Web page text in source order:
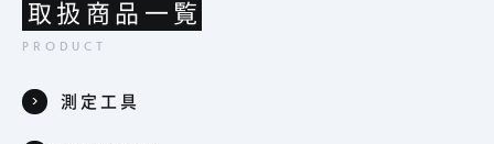
取扱商品一覧
測定工具